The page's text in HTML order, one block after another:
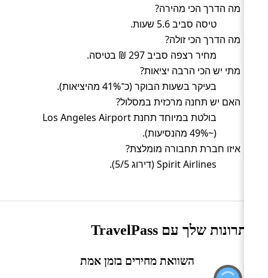
מה הדרך הכי מהירה?
טיסה סביב 5.6 שעות.
מה הדרך הכי זולה?
מחיר רצפה סביב 297 ₪ בטיסה.
מתי יש הכי הרבה יציאות?
בעיקר בשעות הבוקר (כ־41% מהיציאות).
האם יש תחנה מרכזית במסלול?
בולטת במיוחד תחנת Los Angeles Airport
(~49% מהנסיעות).
איזו חברת תחבורה מומלצת?
Spirit Airlines (דירוג 5/5).
היתרונות שלך עם TravelPass
השוואת מחירים בזמן אמת